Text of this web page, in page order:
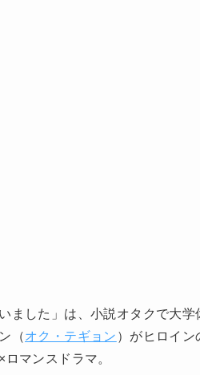
ました」は、小説オタクで大
（オク・テギョン ）がヒロイン
マンスドラマ。